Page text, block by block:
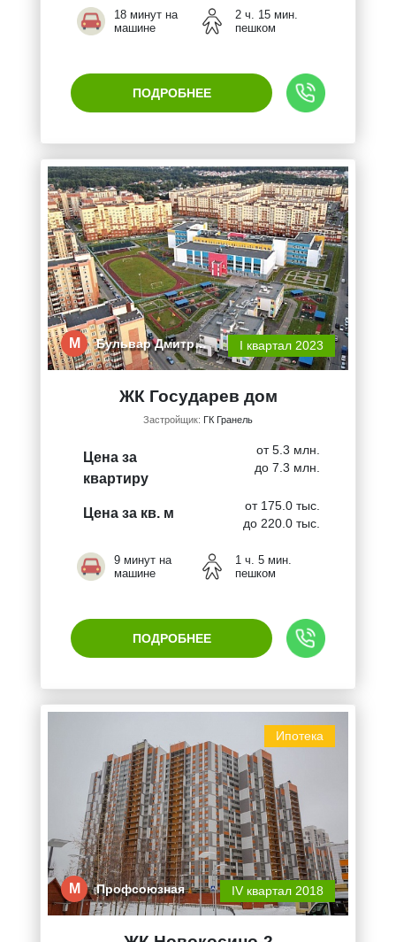
18 минут на
машине
2 ч. 15 мин.
пешком
ПОДРОБНЕЕ
М Бульвар Дмитр… I квартал 2023
ЖК Государев дом
Застройщик: ГК Гранель
Цена за
квартиру
от 5.3 млн.
до 7.3 млн.
Цена за кв. м
от 175.0 тыс.
до 220.0 тыс.
9 минут на
машине
1 ч. 5 мин.
пешком
ПОДРОБНЕЕ
Ипотека
М Профсоюзная IV квартал 2018